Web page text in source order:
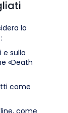
la
e sulla
«Death
come
come